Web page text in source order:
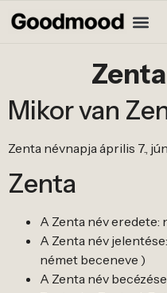
Mikor van
Zenta névnapja április 7.,
Zenta
A Zenta név eredete:
A Zenta név
német beceneve )
A Zenta név